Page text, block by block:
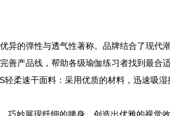
异的弹性与透气性著称。品牌结合了现代
善产品线，帮助各级瑜伽练习者找到最合
柔速干面料：采用优质的材料，迅速吸